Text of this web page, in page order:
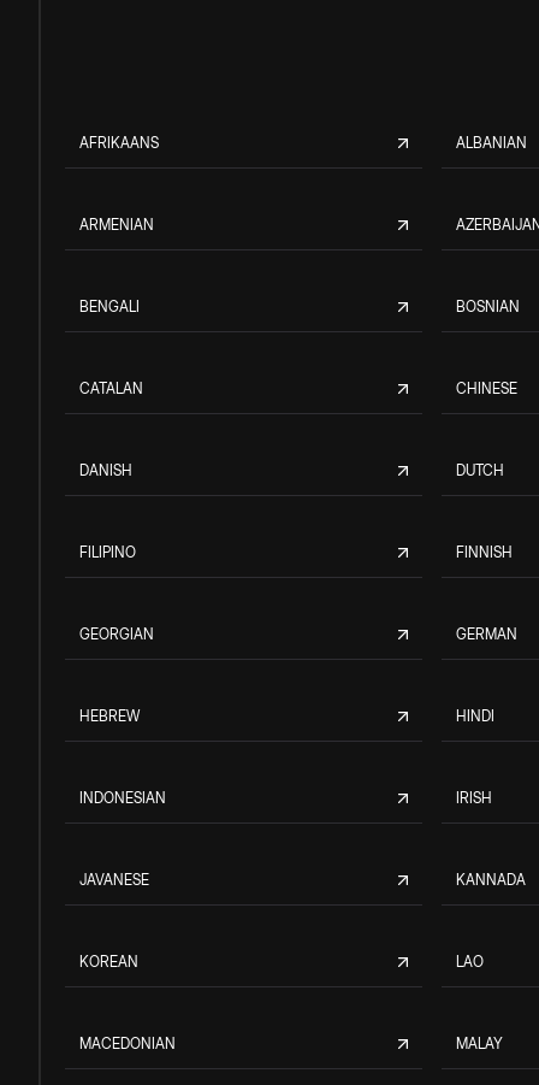
AFRIKAANS ALBANIAN
ARMENIAN
BENGALI BOSNIAN
CATALAN CHINESE
DANISH DUTCH
FILIPINO FINNISH
GEORGIAN GERMAN
HEBREW HINDI
INDONESIAN IRISH
JAVANESE KANNADA
KOREAN LAO
MACEDONIAN MALAY